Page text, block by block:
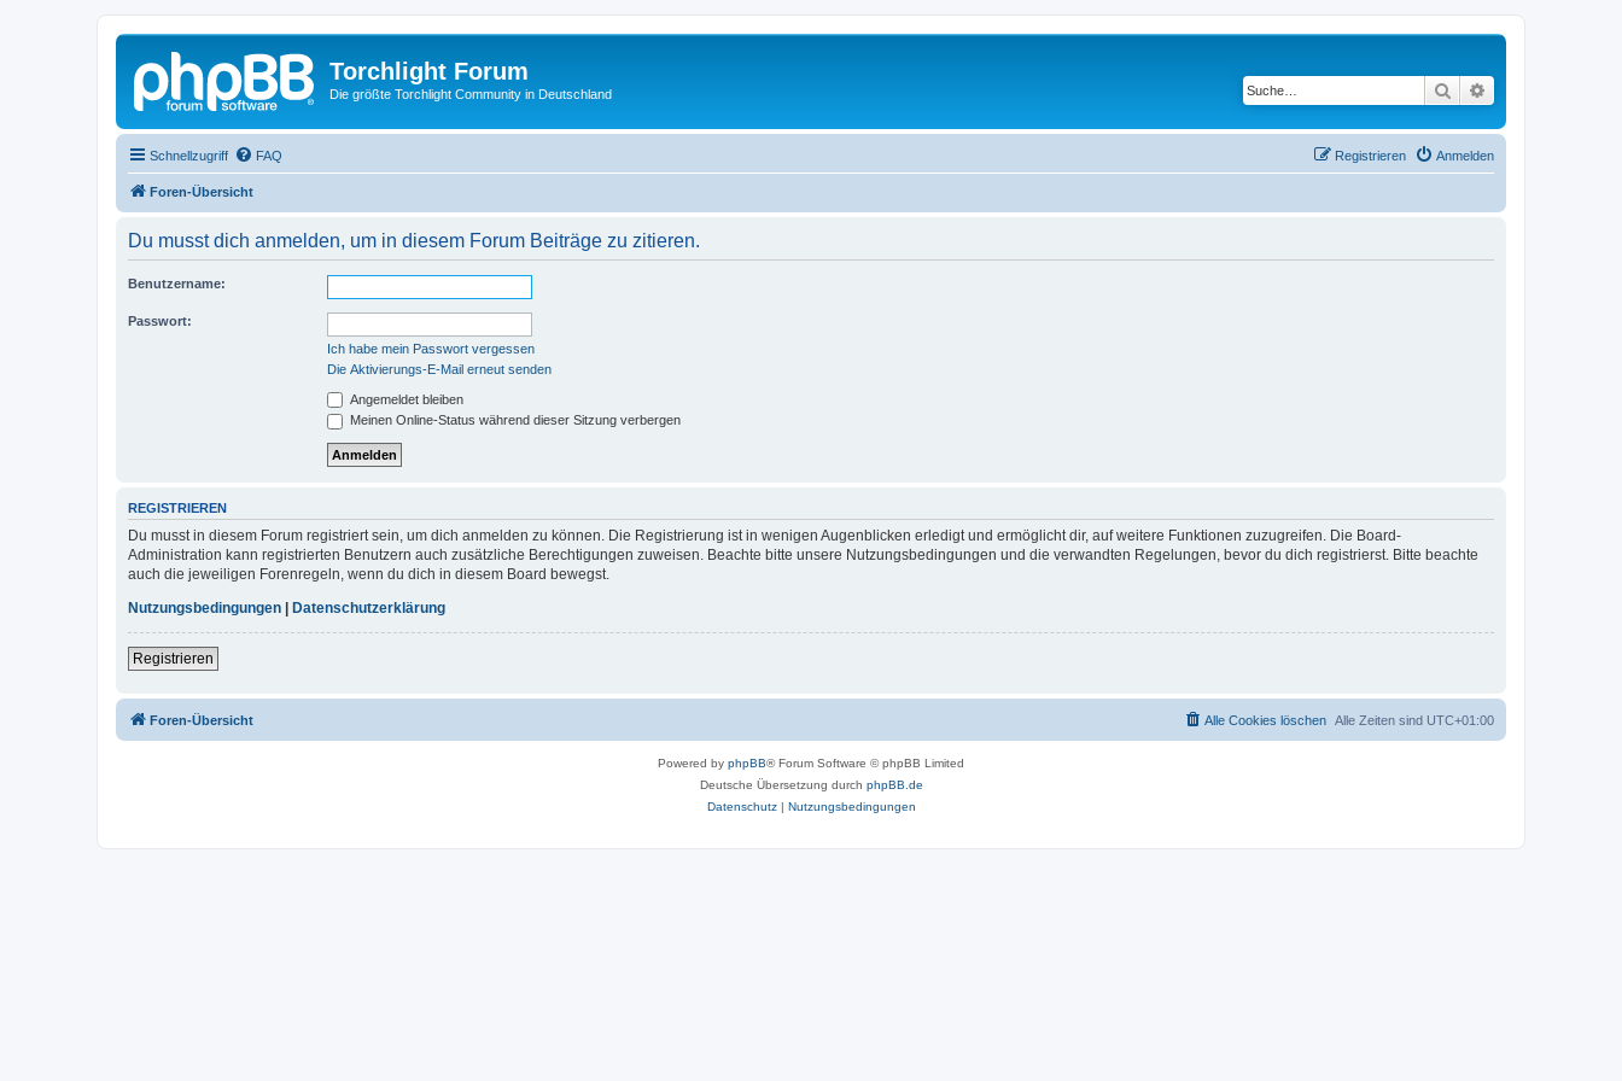
Torchlight Forum
Die größte Torchlight Community in Deutschland Suche
Schnellzugriff FAQ Anmelden
Registrieren
Foren-Übersicht
Du musst dich anmelden, um in diesem Forum Beiträge zu zitieren.
Benutzername:
Passwort:
Ich habe mein Passwort vergessen
Die Aktivierungs-E-Mail erneut senden
Angemeldet bleiben
Meinen Online-Status während dieser Sitzung verbergen
REGISTRIEREN
Du musst in diesem Forum registriert sein, um dich anmelden zu können. Die Registrierung ist in wenigen Augenblicken erledigt und ermöglicht dir, auf weitere Funktionen zuzugreifen. Die Board-
Administration kann registrierten Benutzern auch zusätzliche Berechtigungen zuweisen. Beachte bitte unsere Nutzungsbedingungen und die verwandten Regelungen, bevor du dich registrierst. Bitte beachte
auch die jeweiligen Forenregeln, wenn du dich in diesem Board bewegst.
Nutzungsbedingungen
Datenschutzerklärung
Registrieren
Foren-Übersicht Alle Zeiten sind UTC+01:00
Alle Cookies löschen
Powered by phpBB® Forum Software © phpBB Limited
Deutsche Übersetzung durch phpBB.de
Datenschutz| Nutzungsbedingungen